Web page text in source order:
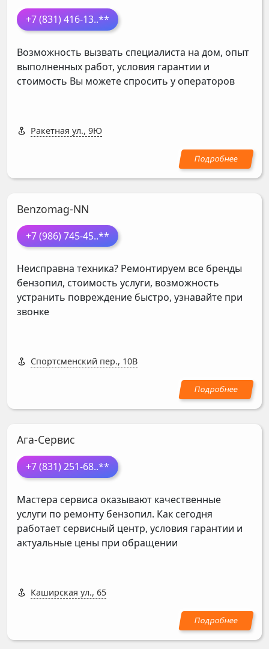
+7 (831) 416-13..**
Возможность вызвать специалиста на дом, опыт
выполненных работ, условия гарантии и
стоимость Вы можете спросить у операторов
Ракетная ул., 9Ю
Benzomag-NN
+7 (986) 745-45..**
Неисправна техника? Ремонтируем все бренды
бензопил, стоимость услуги, возможность
устранить повреждение быстро, узнавайте при
звонке
Спортсменский пер., 10В
Ага-Сервис
+7 (831) 251-68..**
Мастера сервиса оказывают качественные
услуги по ремонту бензопил. Как сегодня
работает сервисный центр, условия гарантии и
актуальные цены при обращении
Каширская ул., 65